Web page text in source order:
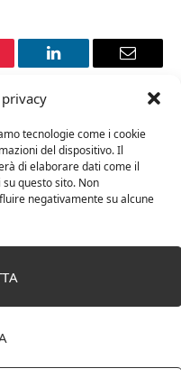
tecnologie come i cookie
del dispositivo. Il
di elaborare dati come il
questo sito. Non
negativamente su alcune
LinkedIn Email